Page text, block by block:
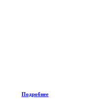
Подробнее